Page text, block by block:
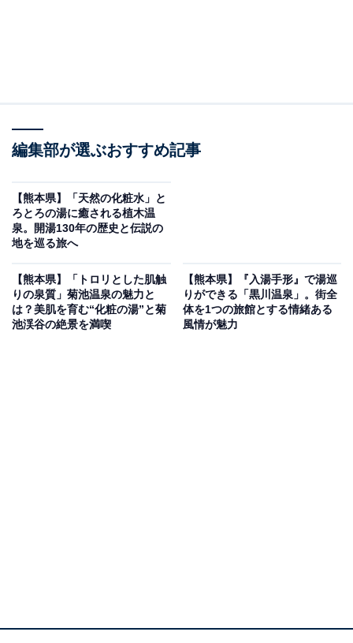
黒川温泉（写真はイメージです）
「入湯手形」で30軒の宿の露天風呂を巡れる黒川温泉
は、グルメも旅の大きな楽しみです。
最大の魅力は、囲炉裏を囲んで山菜・川魚・鹿肉などを
炭火で焼いて味わう伝統的な「囲炉裏焼き料理」で、山
編集部が選ぶおすすめ記事
【熊本県】「天然の化粧水」と
ろとろの湯に癒される植木温
泉。開湯130年の歴史と伝説の
地を巡る旅へ
【熊本県】「トロリとした肌触
りの泉質」菊池温泉の魅力と
は？美肌を育む“化粧の湯”と菊
池渓谷の絶景を満喫
【熊本県】『入湯手形』で湯巡
りができる「黒川温泉」。街全
体を1つの旅館とする情緒ある
風情が魅力